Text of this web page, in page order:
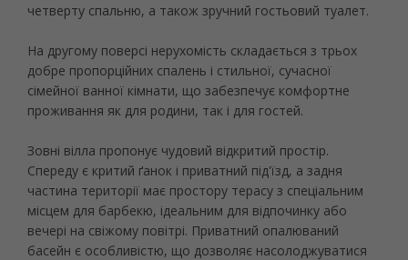
четверту спальню, а також зручний гостьовий туалет.
На другому поверсі нерухомість складається з трьох
добре пропорційних спалень і стильної, сучасної
сімейної ванної кімнати, що забезпечує комфортне
проживання як для родини, так і для гостей.
Зовні вілла пропонує чудовий відкритий простір.
Спереду є критий ґанок і приватний під'їзд, а задня
частина території має простору терасу з спеціальним
місцем для барбекю, ідеальним для відпочинку або
вечері на свіжому повітрі. Приватний опалюваний
басейн є особливістю, що дозволяє насолоджуватися